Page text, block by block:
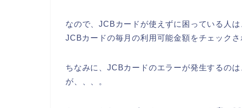
なので、JCBカードが使えずに困っている人
JCBカードの毎月の利用可能金額をチェック
ちなみに、JCBカードのエラーが発生するの
が、、、。